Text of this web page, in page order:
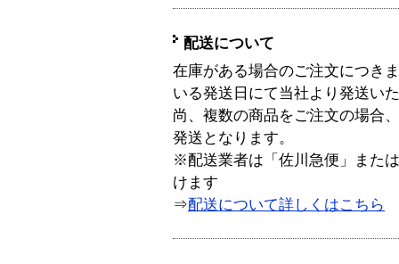
配送について
在庫がある場合のご注文につき
いる発送日にて当社より発送い
尚、複数の商品をご注文の場合
発送となります。
※配送業者は「佐川急便」また
けます
⇒配送について詳しくはこちら